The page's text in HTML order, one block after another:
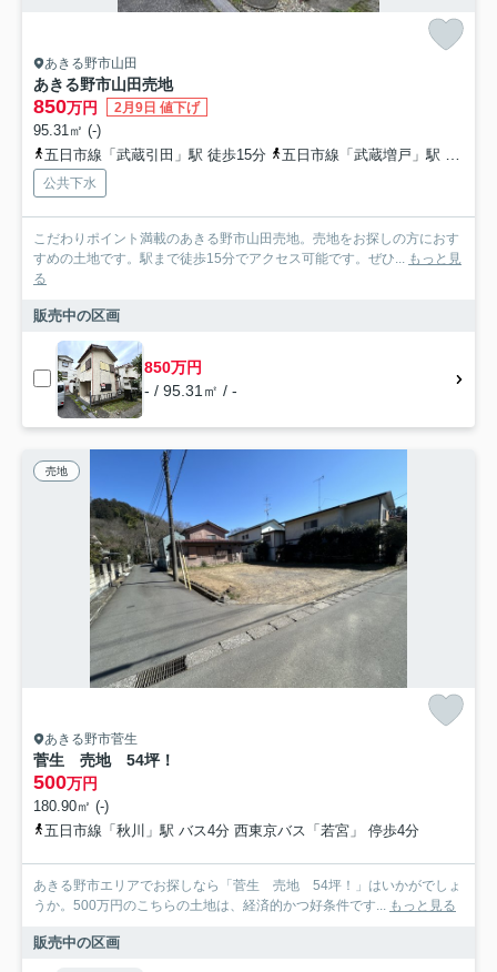
あきる野市山田
あきる野市山田売地
850万円 2月9日 値下げ
95.31㎡ (-)
五日市線「武蔵引田」駅 徒歩15分
五日市線「武蔵増戸」駅 徒歩15分
公共下水
こだわりポイント満載のあきる野市山田売地。売地をお探しの方におす
すめの土地です。駅まで徒歩15分でアクセス可能です。ぜひ... もっと見
る
販売中の区画
850万円
- / 95.31㎡ / -
売地
あきる野市菅生
菅生 売地 54坪！
500万円
180.90㎡ (-)
五日市線「秋川」駅 バス4分 西東京バス「若宮」 停歩4分
あきる野市エリアでお探しなら「菅生 売地 54坪！」はいかがでしょ
うか。500万円のこちらの土地は、経済的かつ好条件です... もっと見る
販売中の区画